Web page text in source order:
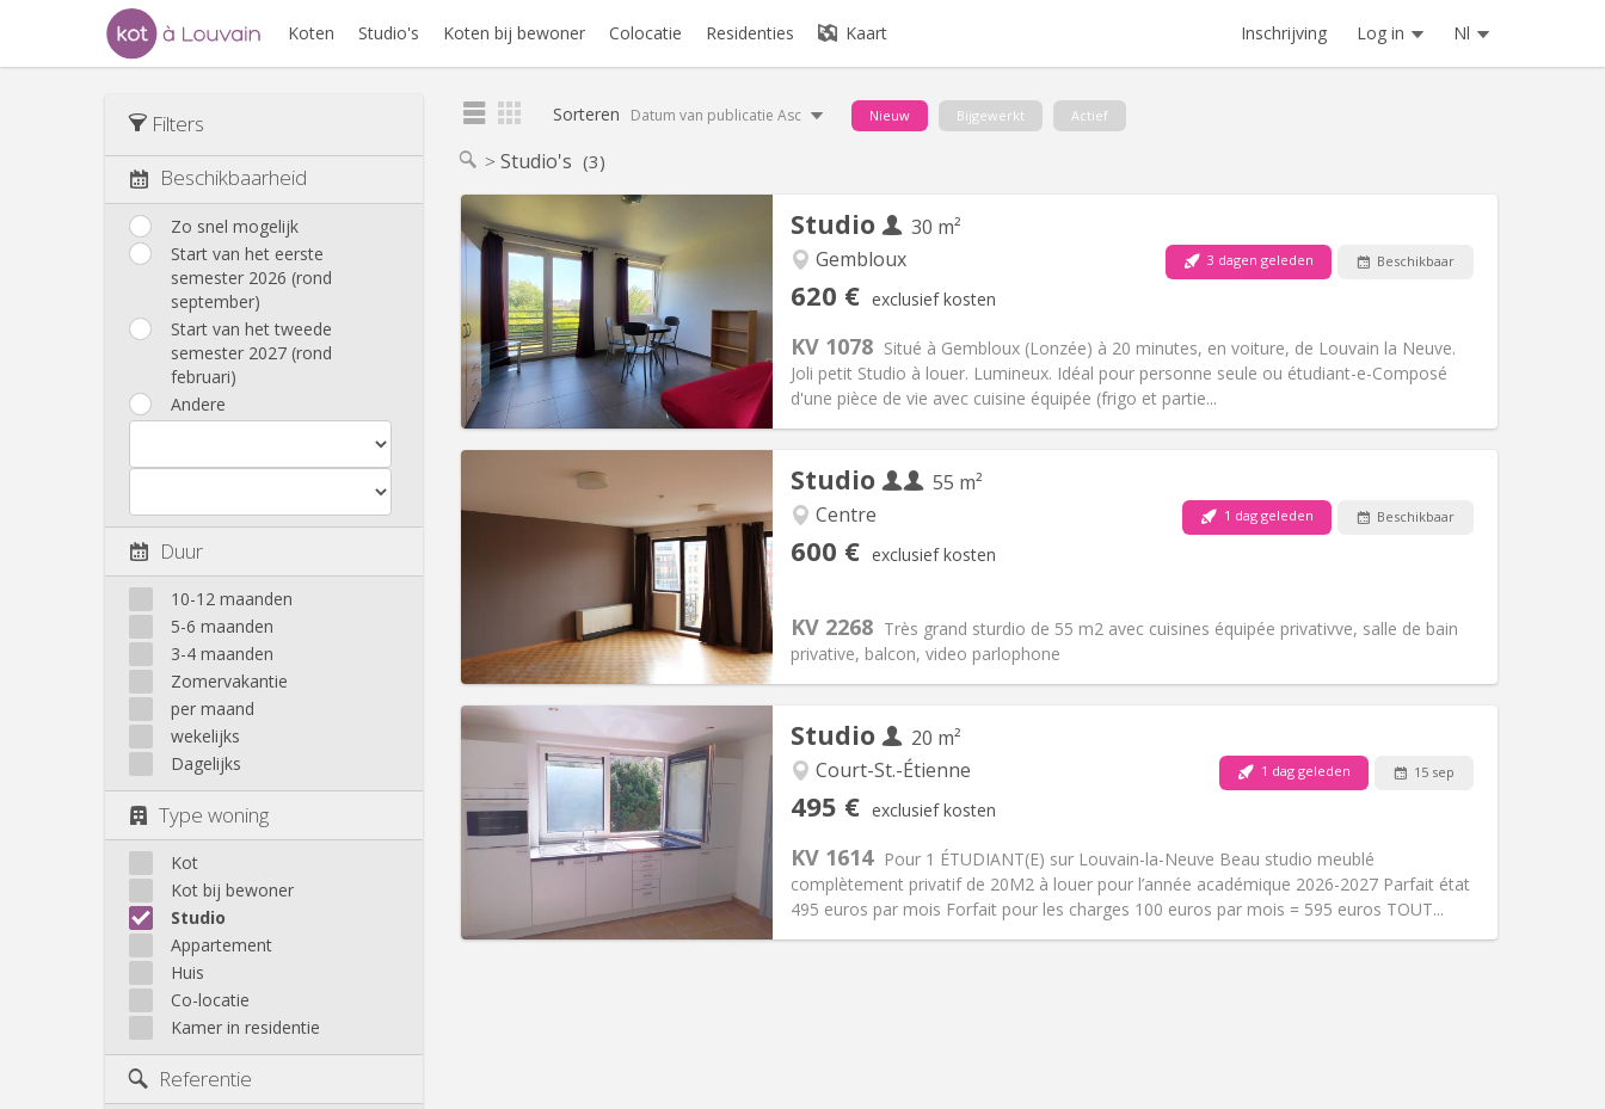
Koten Studio's Koten bij bewoner Colocatie Residenties Kaart Inschrijving Log in Nl
Filters
Beschikbaarheid
Zo snel mogelijk
Start van het eerste
semester 2026 (rond
september)
Start van het tweede
semester 2027 (rond
februari)
Andere
Duur
10-12 maanden
5-6 maanden
3-4 maanden
Zomervakantie
per maand
wekelijks
Dagelijks
Type woning
Kot
Kot bij bewoner
Studio
Appartement
Huis
Co-locatie
Kamer in residentie
Referentie
Sorteren Datum van publicatie Asc Nieuw Bijgewerkt Actief
Studio's (3)
Studio
30 m²
Gembloux
620 € exclusief kosten
3 dagen geleden Beschikbaar
KV 1078 Situé à Gembloux (Lonzée) à 20 minutes, en voiture, de Louvain la Neuve.
Joli petit Studio à louer. Lumineux. Idéal pour personne seule ou étudiant-e-Composé
d'une pièce de vie avec cuisine équipée (frigo et partie...
Praktische Informatie
Huur:620 €
Kosten:150 €
Duur:12 maanden
Domiciliëring:
Inrichting
Badkamer:Privaat
Oppervlakte:30 m2
Andere
Sfeer:Rustig
Huisdieren:Nee
Studio
55 m²
Centre
600 € exclusief kosten
1 dag geleden Beschikbaar
KV 2268 Très grand sturdio de 55 m2 avec cuisines équipée privativve, salle de bain
privative, balcon, video parlophone
Praktische Informatie
600 € (300 €/pers.)
70 € (35 €/pers.)
12 maanden
Toegelaten
Inrichting
Oppervlakte:55 m2
Huisdieren:Nee
Studio
20 m²
Court-St.-Étienne
495 € exclusief kosten
1 dag geleden 15 sep
KV 1614 Pour 1 ÉTUDIANT(E) sur Louvain-la-Neuve Beau studio meublé
complètement privatif de 20M2 à louer pour l’année académique 2026-2027 Parfait état
495 euros par mois Forfait pour les charges 100 euros par mois = 595 euros TOUT...
Praktische Informatie
495 €
Kosten:100 €
Duur:12 maanden
Domiciliëring: Nee
Inrichting
Badkamer:Privaat
Oppervlakte:20 m2
Andere
Sfeer:Rustig
Huisdieren:Nee